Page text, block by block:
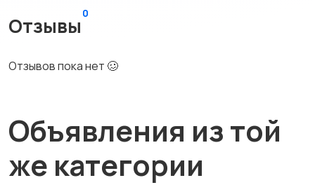
Отзывы
0
Отзывов пока нет 🥴
Объявления из той
же категории